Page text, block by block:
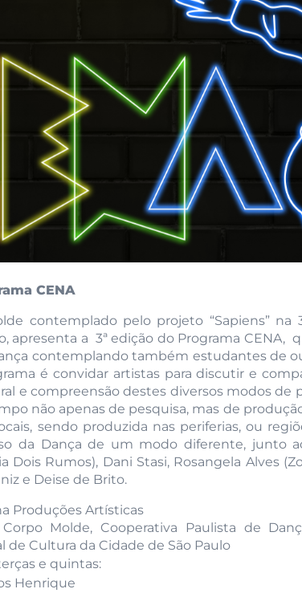
CENA
contemplado pelo projeto “Sapiens”
apresenta a 3ª edição do Programa CENA,
contemplando também estudantes de
é convidar artistas para discutir e
e compreensão destes diversos modos de
não apenas de pesquisa, mas de
sendo produzida nas periferias, ou
da Dança de um modo diferente, junto
Dois Rumos), Dani Stasi, Rosangela Alves
e Deise de Brito.
Produções Artísticas
Corpo Molde, Cooperativa Paulista de
de Cultura da Cidade de São Paulo
e quintas:
Henrique